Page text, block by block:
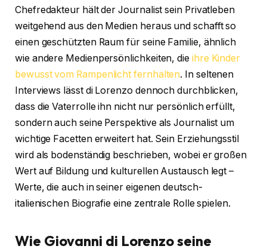
Chefredakteur hält der Journalist sein Privatleben
weitgehend aus den Medien heraus und schafft so
einen geschützten Raum für seine Familie, ähnlich
wie andere Medienpersönlichkeiten, die ihre Kinder
bewusst vom Rampenlicht fernhalten. In seltenen
Interviews lässt di Lorenzo dennoch durchblicken,
dass die Vaterrolle ihn nicht nur persönlich erfüllt,
sondern auch seine Perspektive als Journalist um
wichtige Facetten erweitert hat. Sein Erziehungsstil
wird als bodenständig beschrieben, wobei er großen
Wert auf Bildung und kulturellen Austausch legt –
Werte, die auch in seiner eigenen deutsch-
italienischen Biografie eine zentrale Rolle spielen.
Wie Giovanni di Lorenzo seine